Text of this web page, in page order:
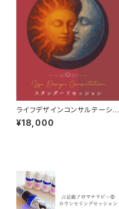
ライフデザインコンサルテーショ
ン【スタンダードセッション】
¥18,000